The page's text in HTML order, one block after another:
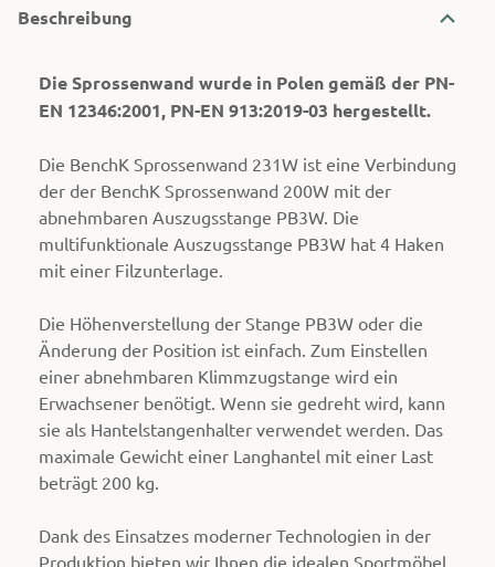
Beschreibung
Die Sprossenwand wurde in Polen gemäß der PN-
EN 12346:2001, PN-EN 913:2019-03 hergestellt.
Die BenchK Sprossenwand 231W ist eine Verbindung
der der BenchK Sprossenwand 200W mit der
abnehmbaren Auszugsstange PB3W. Die
multifunktionale Auszugsstange PB3W hat 4 Haken
mit einer Filzunterlage.
Die Höhenverstellung der Stange PB3W oder die
Änderung der Position ist einfach. Zum Einstellen
einer abnehmbaren Klimmzugstange wird ein
Erwachsener benötigt. Wenn sie gedreht wird, kann
sie als Hantelstangenhalter verwendet werden. Das
maximale Gewicht einer Langhantel mit einer Last
beträgt 200 kg.
Dank des Einsatzes moderner Technologien in der
Produktion bieten wir Ihnen die idealen Sportmöbel.